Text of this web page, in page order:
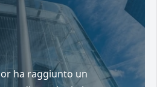
ha raggiunto un